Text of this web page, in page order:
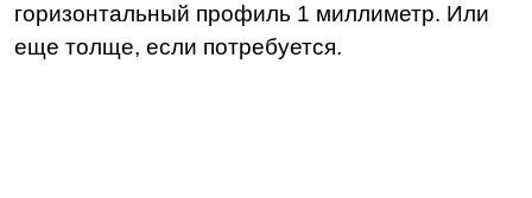
горизонтальный профиль 1 миллиметр. Или
еще толще, если потребуется.